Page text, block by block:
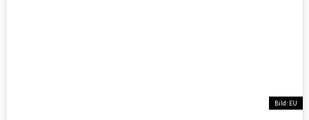
och mångfald är införlivad i EU: s stadga om
Bild: EU